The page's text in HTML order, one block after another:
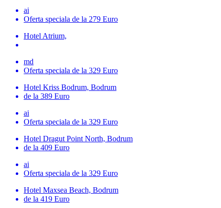
ai
Oferta speciala de la 279 Euro
Hotel Atrium,
md
Oferta speciala de la 329 Euro
Hotel Kriss Bodrum, Bodrum
de la 389 Euro
ai
Oferta speciala de la 329 Euro
Hotel Dragut Point North, Bodrum
de la 409 Euro
ai
Oferta speciala de la 329 Euro
Hotel Maxsea Beach, Bodrum
de la 419 Euro